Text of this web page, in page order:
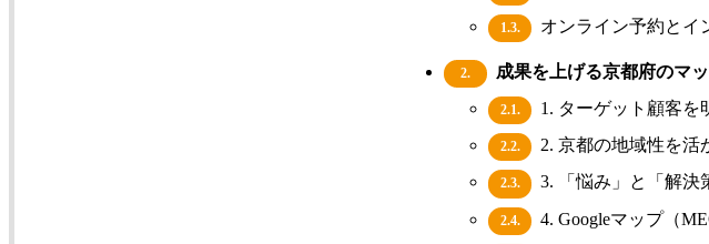
1.3. オンライン予約とイ
2. 成果を上げる京都府のマ
2.1. 1. ターゲット顧客を
2.2. 2. 京都の地域性を活
2.3. 3. 「悩み」と「解決
2.4. 4. Googleマップ（